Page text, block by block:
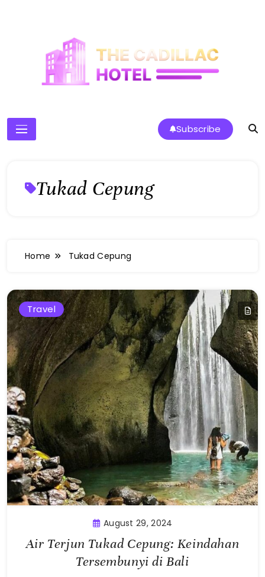
The Cadillac Hotel
Subscribe
Tukad Cepung
Home Tukad Cepung
Travel
August 29, 2024
Air Terjun Tukad Cepung: Keindahan
Tersembunyi di Bali